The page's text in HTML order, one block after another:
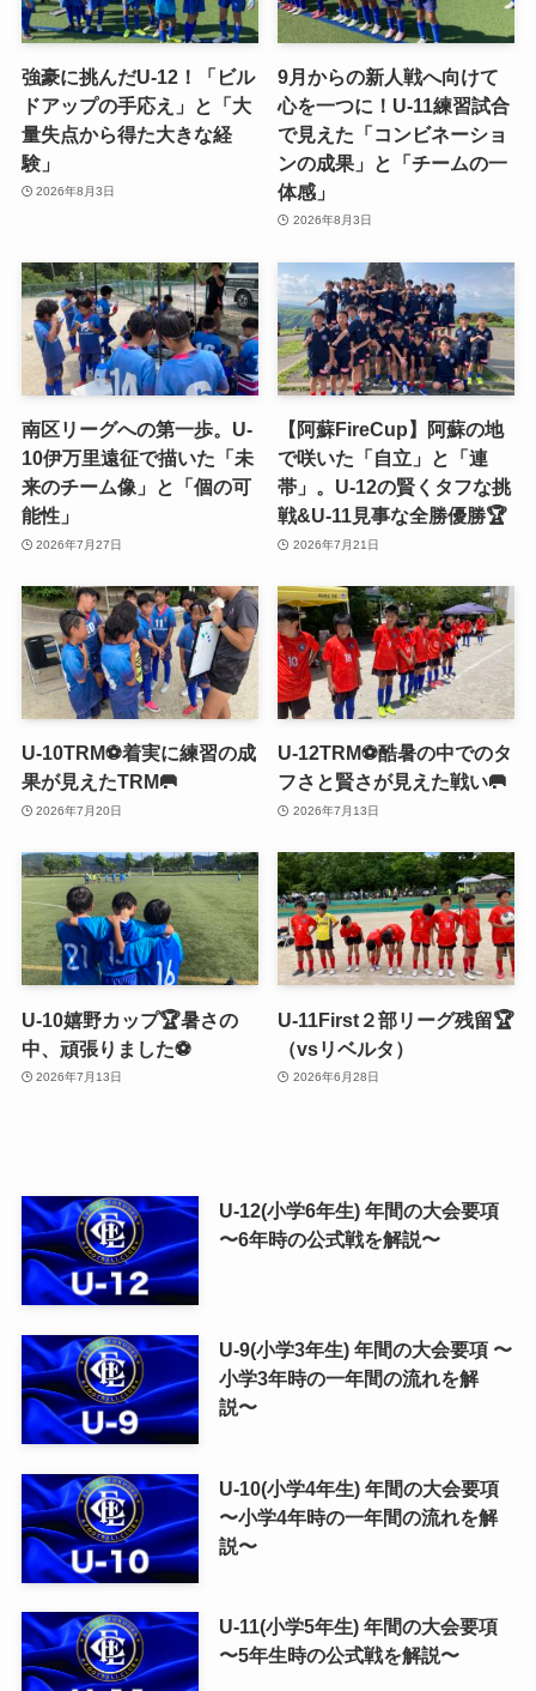
強豪に挑んだU-12！「ビル
ドアップの手応え」と「大
量失点から得た大きな経
験」
2026年8月3日
9月からの新人戦へ向けて
心を一つに！U-11練習試合
で見えた「コンビネーショ
ンの成果」と「チームの一
体感」
2026年8月3日
南区リーグへの第一歩。U-
10伊万里遠征で描いた「未
来のチーム像」と「個の可
能性」
2026年7月27日
【阿蘇FireCup】阿蘇の地
で咲いた「自立」と「連
帯」。U-12の賢くタフな挑
戦&U-11見事な全勝優勝🏆
2026年7月21日
U-10TRM⚽️着実に練習の成
果が見えたTRM🥅
2026年7月20日
U-12TRM⚽️酷暑の中でのタ
フさと賢さが見えた戦い🥅
2026年7月13日
U-10嬉野カップ🏆暑さの
中、頑張りました⚽️
2026年7月13日
U-11First２部リーグ残留🏆
（vsリベルタ）
2026年6月28日
U-12(小学6年生) 年間の大会要項
〜6年時の公式戦を解説〜
U-9(小学3年生) 年間の大会要項 〜
小学3年時の一年間の流れを解
説〜
U-10(小学4年生) 年間の大会要項
〜小学4年時の一年間の流れを解
説〜
U-11(小学5年生) 年間の大会要項
〜5年生時の公式戦を解説〜